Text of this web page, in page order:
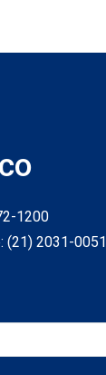
1200
(21) 2031-0051